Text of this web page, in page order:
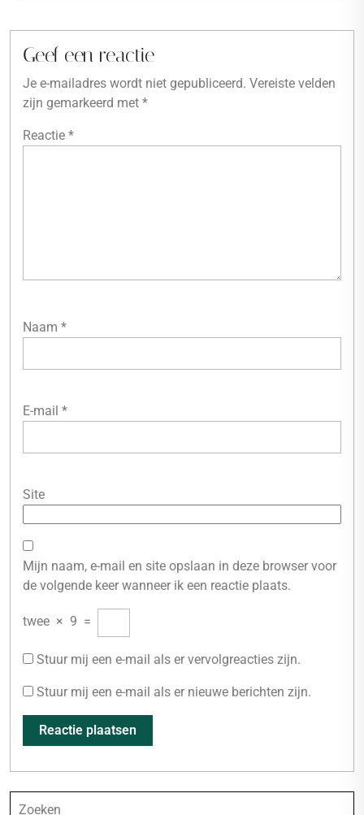
Geef een reactie
Je e-mailadres wordt niet gepubliceerd. Vereiste velden
zijn gemarkeerd met *
Reactie *
Naam *
E-mail *
Site
Mijn naam, e-mail en site opslaan in deze browser voor
de volgende keer wanneer ik een reactie plaats.
twee × 9 =
Stuur mij een e-mail als er vervolgreacties zijn.
Stuur mij een e-mail als er nieuwe berichten zijn.
Zoeken